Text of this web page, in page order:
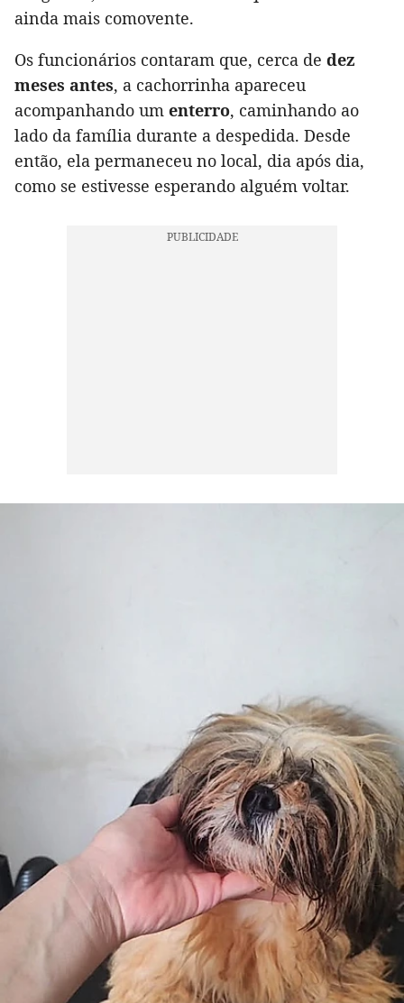
ainda mais comovente.
Os funcionários contaram que, cerca de dez
meses antes, a cachorrinha apareceu
acompanhando um enterro, caminhando ao
lado da família durante a despedida. Desde
então, ela permaneceu no local, dia após dia,
como se estivesse esperando alguém voltar.